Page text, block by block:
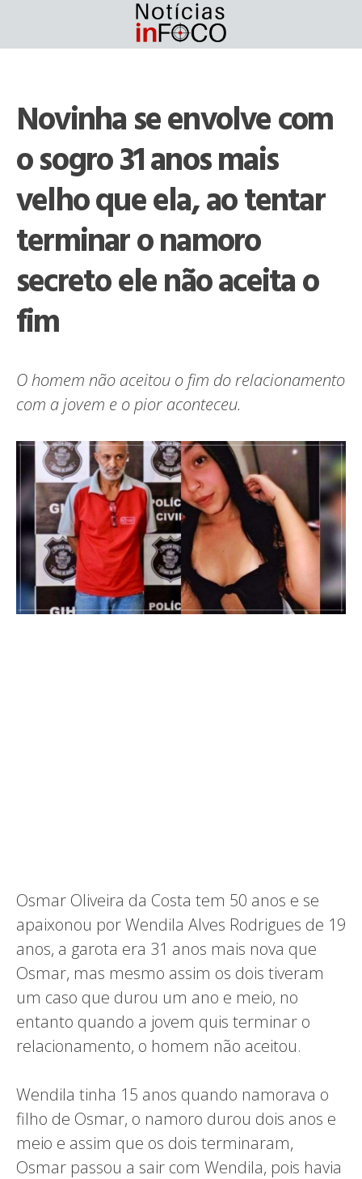
content
Novinha se envolve com
o sogro 31 anos mais
velho que ela, ao tentar
terminar o namoro
secreto ele não aceita o
fim
O homem não aceitou o fim do relacionamento
com a jovem e o pior aconteceu.
Osmar Oliveira da Costa tem 50 anos e se
apaixonou por Wendila Alves Rodrigues de 19
anos, a garota era 31 anos mais nova que
Osmar, mas mesmo assim os dois tiveram
um caso que durou um ano e meio, no
entanto quando a jovem quis terminar o
relacionamento, o homem não aceitou.
Wendila tinha 15 anos quando namorava o
filho de Osmar, o namoro durou dois anos e
meio e assim que os dois terminaram,
Osmar passou a sair com Wendila, pois havia